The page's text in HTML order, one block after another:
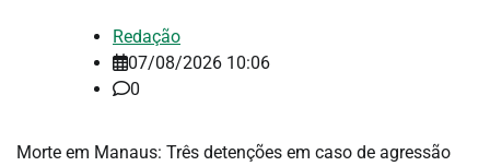
Redação
07/08/2026 10:06
0
Morte em Manaus: Três detenções em caso de agressão